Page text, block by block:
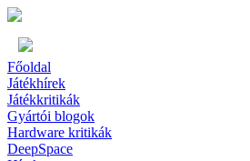
Főoldal
Játékhírek
Játékkritikák
Gyártói blogok
Hardware kritikák
DeepSpace